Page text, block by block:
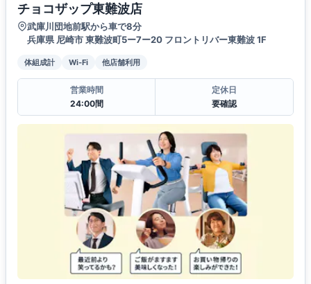
チョコザップ東難波店
武庫川団地前駅から車で8分
兵庫県 尼崎市 東難波町5ー7ー20 フロントリバー東難波 1F
体組成計 Wi-Fi 他店舗利用
営業時間
24:00間
定休日
要確認